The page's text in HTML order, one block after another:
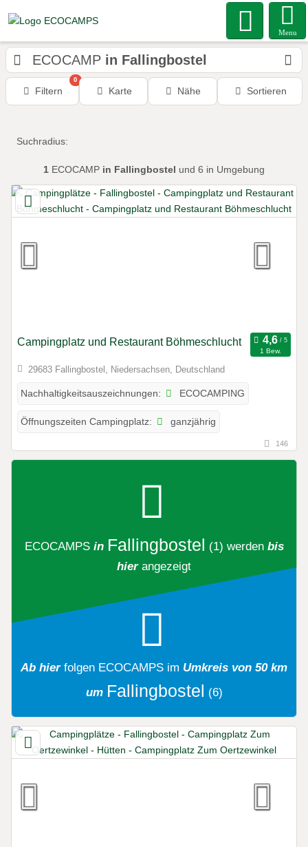
Menu
ECOCAMP in Fallingbostel
Filtern
0
Karte Nähe Sortieren
Suchradius:
1 ECOCAMP in Fallingbostel und 6 in Umgebung
Campingplatz und Restaurant Böhmeschlucht
1 Bew.
29683 Fallingbostel, Niedersachsen, Deutschland
Nachhaltigkeitsauszeichnungen: ECOCAMPING
Öffnungszeiten Campingplatz: ganzjährig
146
ECOCAMPS in Fallingbostel (1) werden bis
hierangezeigt
Ab hier folgen ECOCAMPS im Umkreis von 50 km
um Fallingbostel (6)